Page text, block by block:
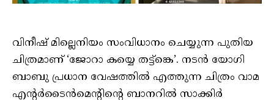
വിനീഷ് മില്ലെനിയം സംവിധാനം ചെയ്യുന്ന പുതിയ
ചിത്രമാണ് ‘ജോറാ കയ്യെ തട്ട്ങ്കെ’. നടൻ യോഗി
ബാബു പ്രധാന വേഷത്തിൽ എത്തുന്ന ചിത്രം വാമ
എന്റർടൈൻമെന്റിന്റെ ബാനറിൽ സാക്കിർ